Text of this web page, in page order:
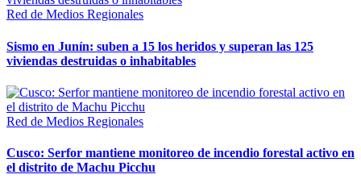
Red de Medios Regionales
Sismo en Junín: suben a 15 los heridos y superan las 125
viviendas destruidas o inhabitables
Red de Medios Regionales
Cusco: Serfor mantiene monitoreo de incendio forestal activo en
el distrito de Machu Picchu